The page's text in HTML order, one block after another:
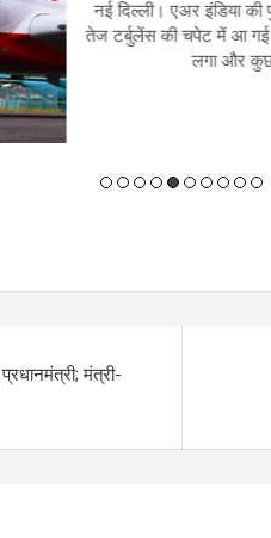
By
रायपुर। 12 अगस्‍त को
करना बहुत
मंत्री-